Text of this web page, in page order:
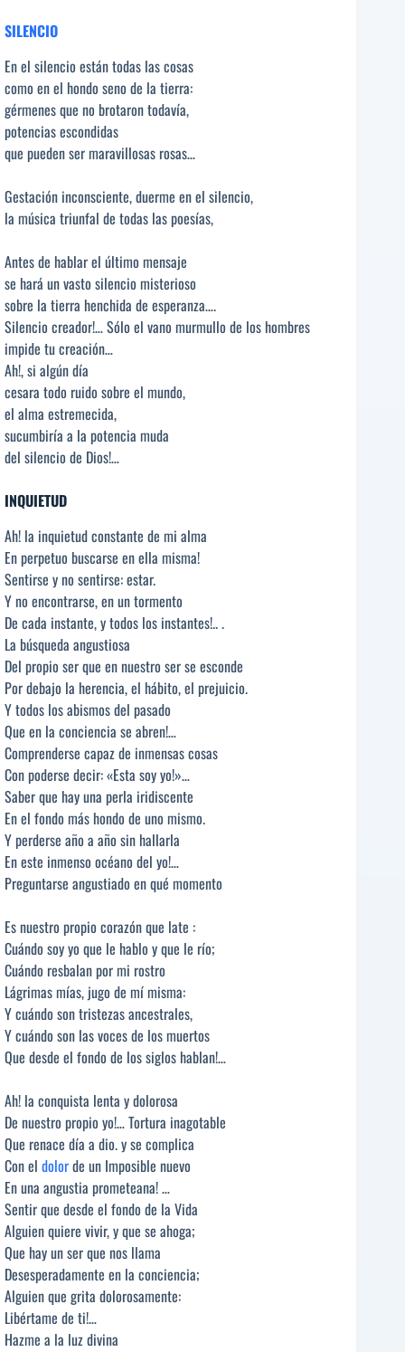
SILENCIO
En el silencio están todas las cosas
como en el hondo seno de la tierra:
gérmenes que no brotaron todavía,
potencias escondidas
que pueden ser maravillosas rosas…
Gestación inconsciente, duerme en el silencio,
la música triunfal de todas las poesías,
Antes de hablar el último mensaje
se hará un vasto silencio misterioso
sobre la tierra henchida de esperanza….
Silencio creador!… Sólo el vano murmullo de los hombres
impide tu creación…
Ah!, si algún día
cesara todo ruido sobre el mundo,
el alma estremecida,
sucumbiría a la potencia muda
del silencio de Dios!…
INQUIETUD
Ah! la inquietud constante de mi alma
En perpetuo buscarse en ella misma!
Sentirse y no sentirse: estar.
Y no encontrarse, en un tormento
De cada instante, y todos los instantes!.. .
La búsqueda angustiosa
Del propio ser que en nuestro ser se esconde
Por debajo la herencia, el hábito, el prejuicio.
Y todos los abismos del pasado
Que en la conciencia se abren!…
Comprenderse capaz de inmensas cosas
Con poderse decir: «Esta soy yo!»…
Saber que hay una perla iridiscente
En el fondo más hondo de uno mismo.
Y perderse año a año sin hallarla
En este inmenso océano del yo!…
Preguntarse angustiado en qué momento
Es nuestro propio corazón que late :
Cuándo soy yo que le hablo y que le río;
Cuándo resbalan por mi rostro
Lágrimas mías, jugo de mí misma:
Y cuándo son tristezas ancestrales,
Y cuándo son las voces de los muertos
Que desde el fondo de los siglos hablan!…
Ah! la conquista lenta y dolorosa
De nuestro propio yo!… Tortura inagotable
Que renace día a dio. y se complica
Con el dolorde un Imposible nuevo
En una angustia prometeana! …
Sentir que desde el fondo de la Vida
Alguien quiere vivir, y que se ahoga;
Que hay un ser que nos llama
Desesperadamente en la conciencia;
Alguien que grita dolorosamente:
Libértame de ti!…
Hazme a la luz divina